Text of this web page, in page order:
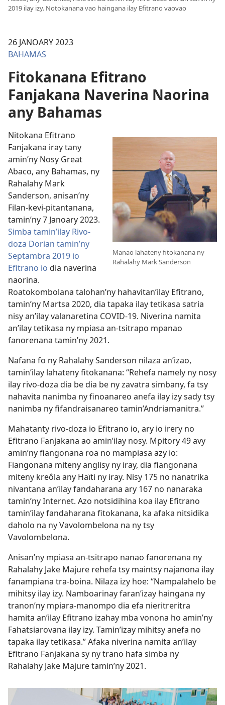
2019 ilay izy. Notokanana vao haingana ilay Efitrano vaovao
26 JANOARY 2023
BAHAMAS
Fitokanana Efitrano
Fanjakana Naverina Naorina
any Bahamas
Manao lahateny fitokanana ny
Rahalahy Mark Sanderson
Nitokana Efitrano
Fanjakana iray tany
amin’ny Nosy Great
Abaco, any Bahamas, ny
Rahalahy Mark
Sanderson, anisan’ny
Filan-kevi-pitantanana,
tamin’ny 7 Janoary 2023.
Simba tamin’ilay Rivo-
doza Dorian tamin’ny
Septambra 2019 io
Efitrano io dia naverina
naorina.
Roatokombolana talohan’ny hahavitan’ilay Efitrano,
tamin’ny Martsa 2020, dia tapaka ilay tetikasa satria
nisy an’ilay valanaretina COVID-19. Niverina namita
an’ilay tetikasa ny mpiasa an-tsitrapo mpanao
fanorenana tamin’ny 2021.
Nafana fo ny Rahalahy Sanderson nilaza an’izao,
tamin’ilay lahateny fitokanana: “Rehefa namely ny nosy
ilay rivo-doza dia be dia be ny zavatra simbany, fa tsy
nahavita nanimba ny finoanareo anefa ilay izy sady tsy
nanimba ny fifandraisanareo tamin’Andriamanitra.”
Mahatanty rivo-doza io Efitrano io, ary io irery no
Efitrano Fanjakana ao amin’ilay nosy. Mpitory 49 avy
amin’ny fiangonana roa no mampiasa azy io:
Fiangonana miteny anglisy ny iray, dia fiangonana
miteny kreôla any Haïti ny iray. Nisy 175 no nanatrika
nivantana an’ilay fandaharana ary 167 no nanaraka
tamin’ny Internet. Azo notsidihina koa ilay Efitrano
tamin’ilay fandaharana fitokanana, ka afaka nitsidika
daholo na ny Vavolombelona na ny tsy
Vavolombelona.
Anisan’ny mpiasa an-tsitrapo nanao fanorenana ny
Rahalahy Jake Majure rehefa tsy maintsy najanona ilay
fanampiana tra-boina. Nilaza izy hoe: “Nampalahelo be
mihitsy ilay izy. Namboarinay faran’izay haingana ny
tranon’ny mpiara-manompo dia efa nieritreritra
hamita an’ilay Efitrano izahay mba vonona ho amin’ny
Fahatsiarovana ilay izy. Tamin’izay mihitsy anefa no
tapaka ilay tetikasa.” Afaka niverina namita an’ilay
Efitrano Fanjakana sy ny trano hafa simba ny
Rahalahy Jake Majure tamin’ny 2021.